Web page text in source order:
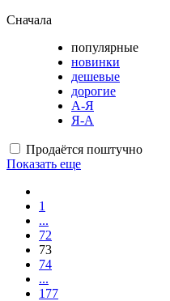
Сначала
популярные
новинки
дешевые
дорогие
А-Я
Я-А
Продаётся поштучно
Показать еще
1
...
72
73
74
...
177